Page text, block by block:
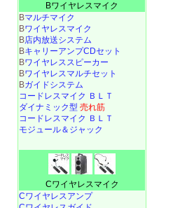
Bワイヤレスマイク
Bマルチマイク
Bワイヤレスマイク
B店内放送システム
BキャリーアンプCDセット
Bワイヤレススピーカー
Bワイヤレスマルチセット
Bガイドシステム
コードレスマイク ＢＬＴ
ダイナミック型 売れ筋
コードレスマイク ＢＬＴ
モジュール＆ジャック
Cワイヤレスマイク
Cワイヤレスアンプ